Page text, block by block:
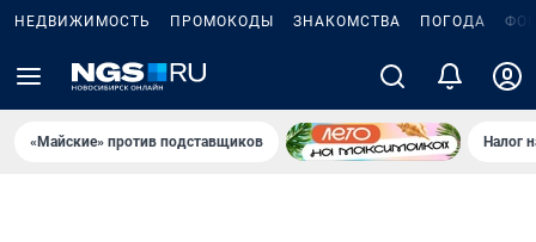
НЕДВИЖИМОСТЬ ПРОМОКОДЫ ЗНАКОМСТВА ПОГОДА
«Майские» против подставщиков Налог